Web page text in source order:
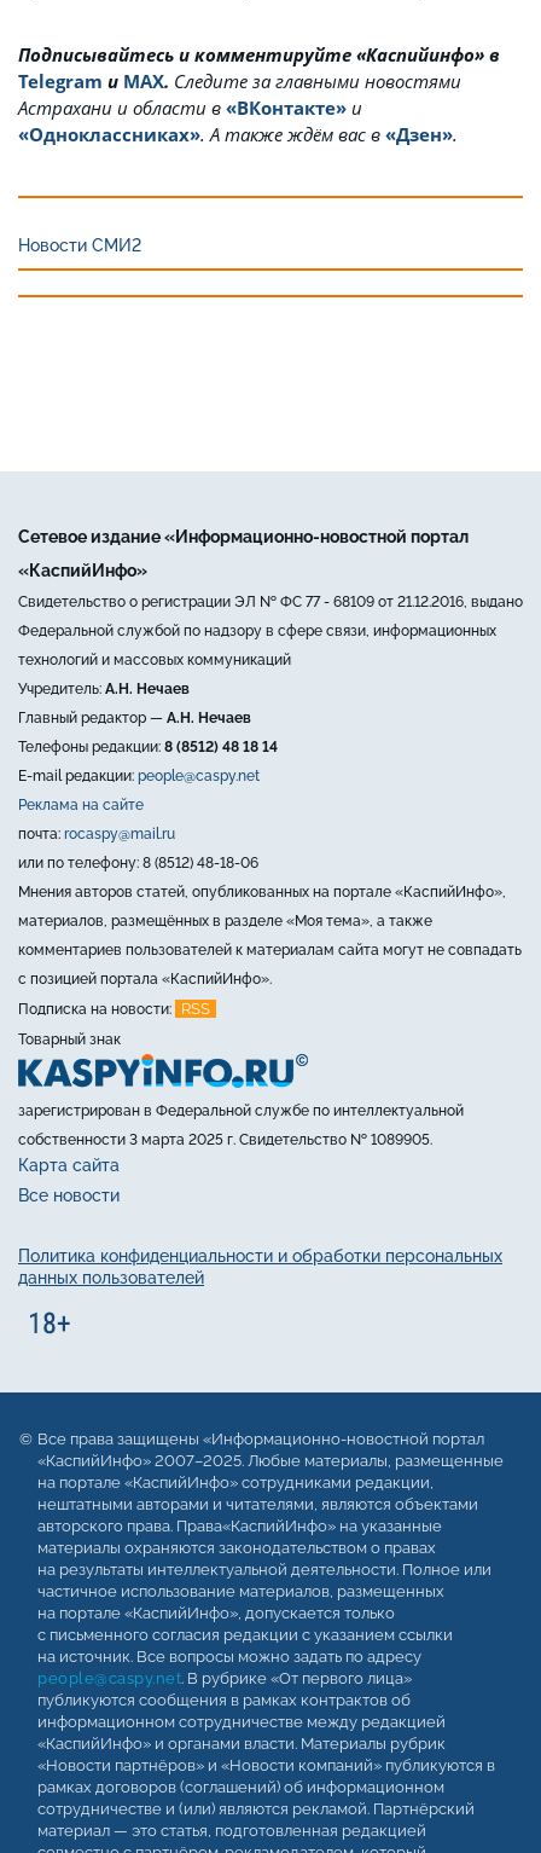
Подписывайтесь и комментируйте «Каспийинфо» в
Telegram и MAX. Cледите за главными новостями
Астрахани и области в «ВКонтакте» и
«Одноклассниках». А также ждём вас в «Дзен».
Новости СМИ2
Сетевое издание «Информационно-новостной портал
«КаспийИнфо»
Свидетельство о регистрации ЭЛ № ФС 77 - 68109 от 21.12.2016, выдано
Федеральной службой по надзору в сфере связи, информационных
технологий и массовых коммуникаций
Учредитель: А.Н. Нечаев
Главный редактор — А.Н. Нечаев
Телефоны редакции: 8 (8512) 48 18 14
E-mail редакции: people@caspy.net
Реклама на сайте
почта: rocaspy@mail.ru
или по телефону: 8 (8512) 48-18-06
Мнения авторов статей, опубликованных на портале «КаспийИнфо»,
материалов, размещённых в разделе «Моя тема», а также
комментариев пользователей к материалам сайта могут не совпадать
с позицией портала «КаспийИнфо».
Подписка на новости:
RSS
Товарный знак
зарегистрирован в Федеральной службе по интеллектуальной
собственности 3 марта 2025 г. Свидетельство № 1089905.
Карта сайта
Все новости
Политика конфиденциальности и обработки персональных
данных пользователей
Все права защищены «Информационно-новостной портал
«КаспийИнфо» 2007–2025. Любые материалы, размещенные
на портале «КаспийИнфо» сотрудниками редакции,
нештатными авторами и читателями, являются объектами
авторского права. Права«КаспийИнфо» на указанные
материалы охраняются законодательством о правах
на результаты интеллектуальной деятельности. Полное или
частичное использование материалов, размещенных
на портале «КаспийИнфо», допускается только
с письменного согласия редакции с указанием ссылки
на источник. Все вопросы можно задать по адресу
people@caspy.net. В рубрике «От первого лица»
публикуются сообщения в рамках контрактов об
информационном сотрудничестве между редакцией
«КаспийИнфо» и органами власти. Материалы рубрик
«Новости партнёров» и «Новости компаний» публикуются в
рамках договоров (соглашений) об информационном
сотрудничестве и (или) являются рекламой. Партнёрский
материал — это статья, подготовленная редакцией